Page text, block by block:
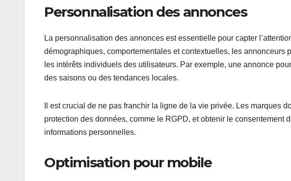
Personnalisation des annonces
La personnalisation des annonces est essentielle pour capter
démographiques, comportementales et contextuelles, les annonceurs
les intérêts individuels des utilisateurs. Par exemple, une annonce
des saisons ou des tendances locales.
Il est crucial de ne pas franchir la ligne de la vie privée. Les marques
protection des données, comme le RGPD, et obtenir le consentement
informations personnelles.
Optimisation pour mobile